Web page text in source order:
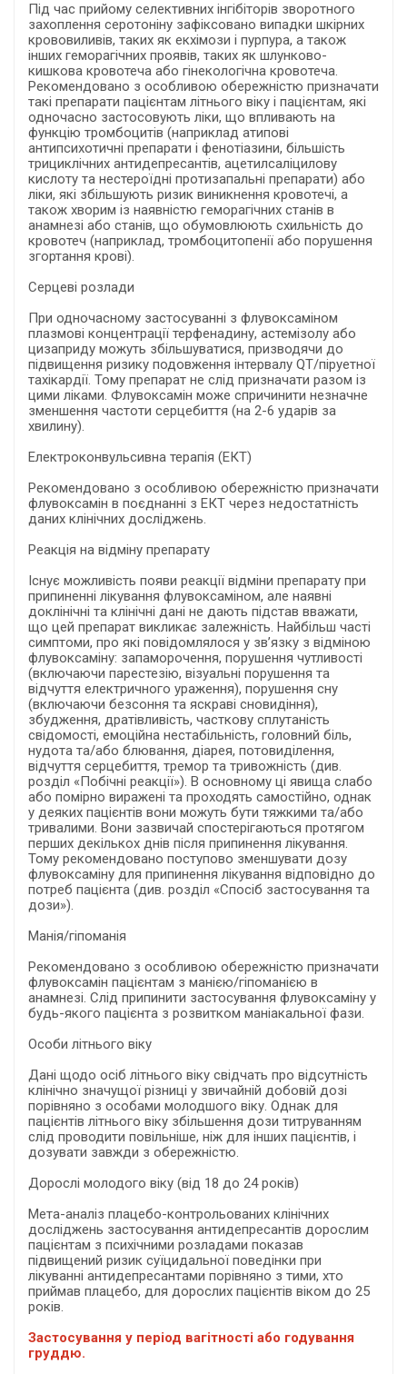
Під час прийому селективних інгібіторів зворотного
захоплення серотоніну зафіксовано випадки шкірних
крововиливів, таких як екхімози і пурпура, а також
інших геморагічних проявів, таких як шлунково-
кишкова кровотеча або гінекологічна кровотеча.
Рекомендовано з особливою обережністю призначати
такі препарати пацієнтам літнього віку і пацієнтам, які
одночасно застосовують ліки, що впливають на
функцію тромбоцитів (наприклад атипові
антипсихотичні препарати і фенотіазини, більшість
трициклічних антидепресантів, ацетилсаліцилову
кислоту та нестероїдні протизапальні препарати) або
ліки, які збільшують ризик виникнення кровотечі, а
також хворим із наявністю геморагічних станів в
анамнезі або станів, що обумовлюють схильність до
кровотеч (наприклад, тромбоцитопенії або порушення
згортання крові).
Серцеві розлади
При одночасному застосуванні з флувоксаміном
плазмові концентрації терфенадину, астемізолу або
цизаприду можуть збільшуватися, призводячи до
підвищення ризику подовження інтервалу QT/піруетної
тахікардії. Тому препарат не слід призначати разом із
цими ліками. Флувоксамін може спричинити незначне
зменшення частоти серцебиття (на 2-6 ударів за
хвилину).
Електроконвульсивна терапія (ЕКТ)
Рекомендовано з особливою обережністю призначати
флувоксамін в поєднанні з ЕКТ через недостатність
даних клінічних досліджень.
Реакція на відміну препарату
Існує можливість появи реакції відміни препарату при
припиненні лікування флувоксаміном, але наявні
доклінічні та клінічні дані не дають підстав вважати,
що цей препарат викликає залежність. Найбільш часті
симптоми, про які повідомлялося у зв’язку з відміною
флувоксаміну: запаморочення, порушення чутливості
(включаючи парестезію, візуальні порушення та
відчуття електричного ураження), порушення сну
(включаючи безсоння та яскраві сновидіння),
збудження, дратівливість, часткову сплутаність
свідомості, емоційна нестабільність, головний біль,
нудота та/або блювання, діарея, потовиділення,
відчуття серцебиття, тремор та тривожність (див.
розділ «Побічні реакції»). В основному ці явища слабо
або помірно виражені та проходять самостійно, однак
у деяких пацієнтів вони можуть бути тяжкими та/або
тривалими. Вони зазвичай спостерігаються протягом
перших декількох днів після припинення лікування.
Тому рекомендовано поступово зменшувати дозу
флувоксаміну для припинення лікування відповідно до
потреб пацієнта (див. розділ «Спосіб застосування та
дози»).
Манія/гіпоманія
Рекомендовано з особливою обережністю призначати
флувоксамін пацієнтам з манією/гіпоманією в
анамнезі. Слід припинити застосування флувоксаміну у
будь-якого пацієнта з розвитком маніакальної фази.
Особи літнього віку
Дані щодо осіб літнього віку свідчать про відсутність
клінічно значущої різниці у звичайній добовій дозі
порівняно з особами молодшого віку. Однак для
пацієнтів літнього віку збільшення дози титруванням
слід проводити повільніше, ніж для інших пацієнтів, і
дозувати завжди з обережністю.
Дорослі молодого віку (від 18 до 24 років)
Мета-аналіз плацебо-контрольованих клінічних
досліджень застосування антидепресантів дорослим
пацієнтам з психічними розладами показав
підвищений ризик суїцидальної поведінки при
лікуванні антидепресантами порівняно з тими, хто
приймав плацебо, для дорослих пацієнтів віком до 25
років.
Застосування у період вагітності або годування
груддю.